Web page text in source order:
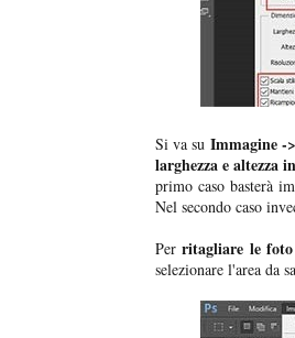
Si va su Immagine -
larghezza e altezza
primo caso basterà
Nel secondo caso
Perritagliare le foto
selezionare l'area da